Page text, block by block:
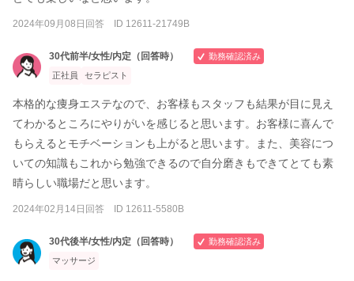
2024年09月08日回答 ID 12611-21749B
30代前半/女性/内定（回答時）
勤務確認済み
正社員
セラピスト
本格的な痩身エステなので、お客様もスタッフも結果が目に見え
てわかるところにやりがいを感じると思います。お客様に喜んで
もらえるとモチベーションも上がると思います。また、美容につ
いての知識もこれから勉強できるので自分磨きもできてとても素
晴らしい職場だと思います。
2024年02月14日回答 ID 12611-5580B
30代後半/女性/内定（回答時）
勤務確認済み
マッサージ